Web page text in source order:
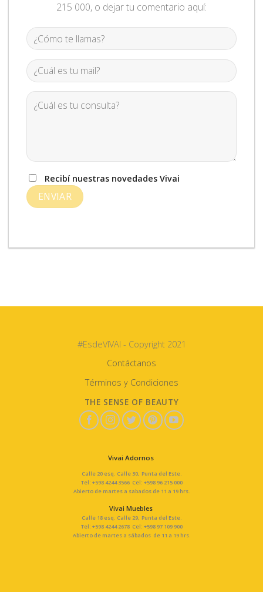
215 000, o dejar tu comentario aquí:
Recibí nuestras novedades Vivai
#EsdeVIVAI - Copyright 2021
Contáctanos
Términos y Condiciones
THE SENSE OF BEAUTY
Vivai Adornos
Calle 20 esq. Calle 30, Punta del Este.
Tel: +598 4244 3566 Cel: +598 96 215 000
Abierto de martes a sabados de 11 a 19 hrs.
Vivai Muebles
Calle 18 esq. Calle 29, Punta del Este.
Tel: +598 4244 2678 Cel: +598 97 109 900
Abierto de martes a sábados de 11 a 19 hrs.